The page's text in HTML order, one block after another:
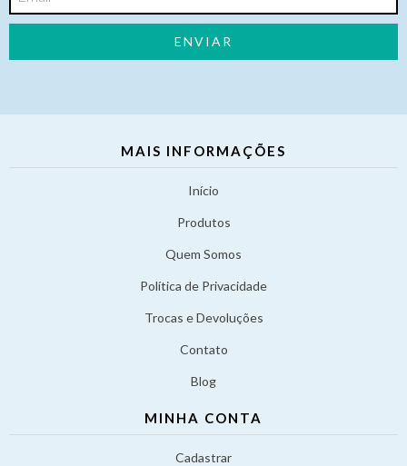
MAIS INFORMAÇÕES
Início
Produtos
Quem Somos
Política de Privacidade
Trocas e Devoluções
Contato
Blog
MINHA CONTA
Cadastrar